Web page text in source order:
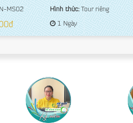
MS02 Hình thức:Tour riêng
1 Ngày